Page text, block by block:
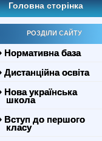
Головна сторінка
РОЗДІЛИ САЙТУ
Нормативна база
освіта
Нова українська
Вступ до першого